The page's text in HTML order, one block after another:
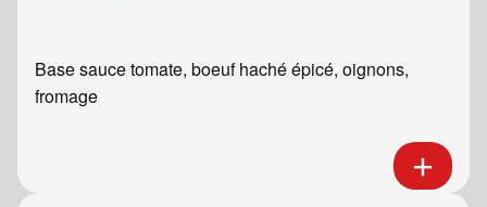
Base sauce tomate, boeuf haché épicé, oignons,
fromage